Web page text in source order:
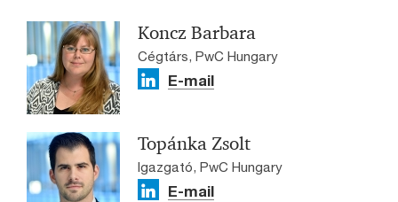
Koncz Barbara
Cégtárs, PwC Hungary
E-mail
Topánka Zsolt
Igazgató, PwC Hungary
E-mail